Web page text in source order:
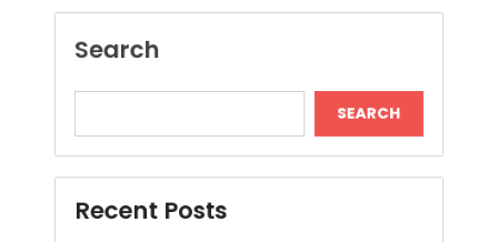
Recent Posts
Modern Insights Into Dispensary Services
Personalized Luxury Travel Experience